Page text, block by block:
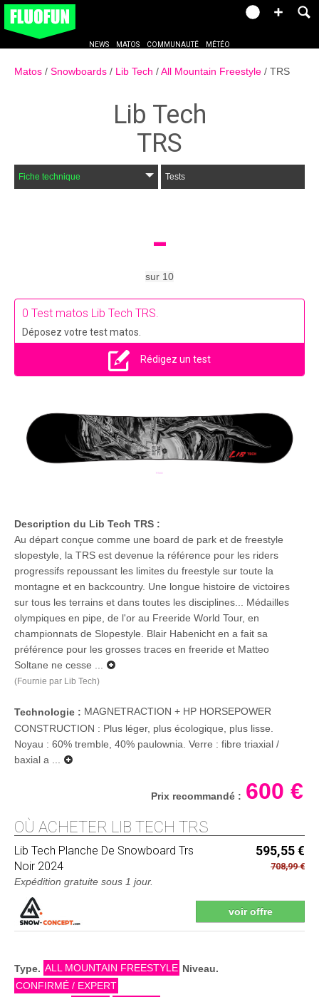
NEWS MATOS COMMUNAUTÉ MÉTÉO
Matos Snowboards Lib Tech All Mountain Freestyle TRS
Lib Tech
TRS
Fiche technique Tests
-
sur 10
0 Test matos Lib Tech TRS.
Déposez votre test matos.
Rédigez un test
Description du Lib Tech TRS :
Au départ conçue comme une board de park et de freestyle
slopestyle, la TRS est devenue la référence pour les riders
progressifs repoussant les limites du freestyle sur toute la
montagne et en backcountry. Une longue histoire de victoires
sur tous les terrains et dans toutes les disciplines... Médailles
olympiques en pipe, de l'or au Freeride World Tour, en
championnats de Slopestyle. Blair Habenicht en a fait sa
préférence pour les grosses traces en freeride et Matteo
Soltane ne cesse ...
(Fournie par Lib Tech)
Technologie : MAGNETRACTION + HP HORSEPOWER
CONSTRUCTION : Plus léger, plus écologique, plus lisse.
Noyau : 60% tremble, 40% paulownia. Verre : fibre triaxial /
baxial a ...
Prix recommandé : 600 €
OÙ ACHETER LIB TECH TRS
Lib Tech Planche De Snowboard Trs
Noir 2024
595,55 €
708,99 €
Expédition gratuite sous 1 jour.
voir offre
Type. ALL MOUNTAIN FREESTYLE Niveau.
CONFIRMÉ / EXPERT